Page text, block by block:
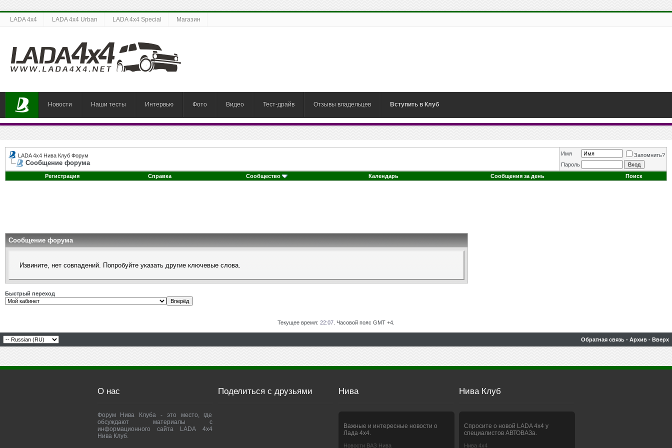
LADA 4x4 LADA 4x4 Urban LADA 4x4 Special Магазин
Новости Наши тесты Интервью Фото Видео Тест-драйв Отзывы владельцев Вступить в Клуб
LADA 4x4 Нива Клуб Форум
Сообщение форума
Имя
Запомнить?
Пароль
Регистрация
Справка Сообщество Календарь Сообщения за день Поиск
Сообщение форума
Извините, нет совпадений. Попробуйте указать другие ключевые слова.
Быстрый переход
Текущее время: 22:07 . Часовой пояс GMT +4.
Обратная связь - Архив - Вверх
О нас
Форум Нива Клуба - это место, где
обсуждают материалы с
информационного сайта LADA 4x4
Нива Клуб.
Поделиться с друзьями Нива
Важные и интересные новости о
Лада 4х4.
Новости ВАЗ Нива
Нива Клуб
Спросите о новой LADA 4x4 у
специалистов АВТОВАЗа.
Нива 4х4